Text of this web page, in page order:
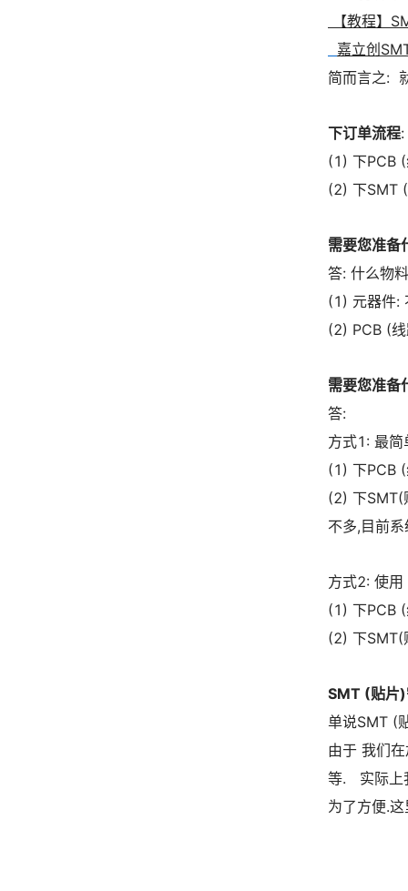
【教程】
嘉立创
简而言之:
下订单流程
(1) 下PCB
(2) 下SMT
需要您准备
答: 什么物
(1) 元器件:
(2) PCB (
需要您准备
答:
方式1: 最
(1) 下PCB
(2) 下SMT(
不多,目前
方式2: 使
(1) 下PCB
(2) 下SMT(
SMT (贴片
单说SMT (
由于 我们
等. 实际上
为了方便.